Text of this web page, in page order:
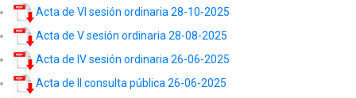
Acta de VI sesión ordinaria 28-10-2025
Acta de V sesión ordinaria 28-08-2025
Acta de IV sesión ordinaria 26-06-2025
Acta de II consulta pública 26-06-2025